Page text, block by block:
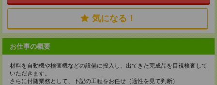
気になる！
お仕事の概要
材料を自動機や検査機などの設備に投入し、出てきた完成品を目視検査して
いただきます。
さらに付随業務として、下記の工程をお任せ（適性を見て判断）